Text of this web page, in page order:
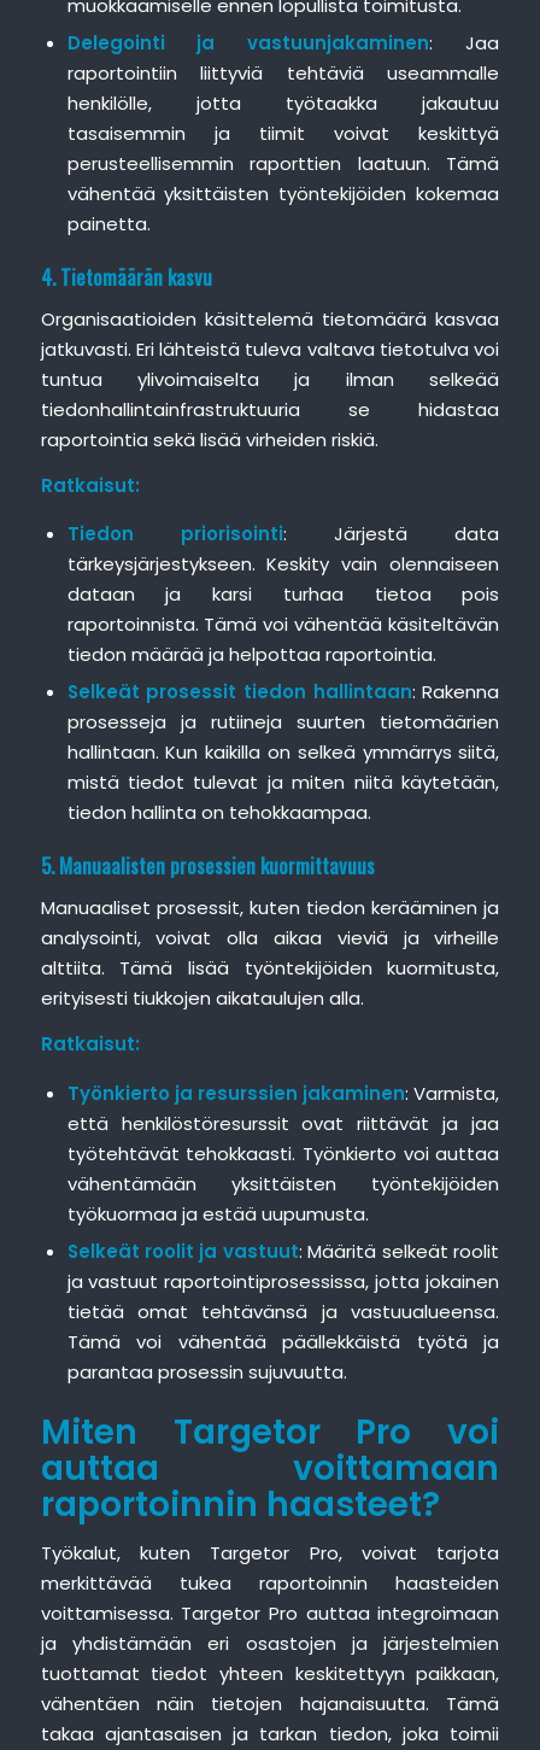
muokkaamiselle ennen lopullista toimitusta.
Delegointi ja vastuunjakaminen: Jaa
raportointiin liittyviä tehtäviä useammalle
henkilölle, jotta työtaakka jakautuu
tasaisemmin ja tiimit voivat keskittyä
perusteellisemmin raporttien laatuun. Tämä
vähentää yksittäisten työntekijöiden kokemaa
painetta.
4. Tietomäärän kasvu
Organisaatioiden käsittelemä tietomäärä kasvaa
jatkuvasti. Eri lähteistä tuleva valtava tietotulva voi
tuntua ylivoimaiselta ja ilman selkeää
tiedonhallintainfrastruktuuria se hidastaa
raportointia sekä lisää virheiden riskiä.
Ratkaisut:
Tiedon priorisointi: Järjestä data
tärkeysjärjestykseen. Keskity vain olennaiseen
dataan ja karsi turhaa tietoa pois
raportoinnista. Tämä voi vähentää käsiteltävän
tiedon määrää ja helpottaa raportointia.
Selkeät prosessit tiedon hallintaan: Rakenna
prosesseja ja rutiineja suurten tietomäärien
hallintaan. Kun kaikilla on selkeä ymmärrys siitä,
mistä tiedot tulevat ja miten niitä käytetään,
tiedon hallinta on tehokkaampaa.
5. Manuaalisten prosessien kuormittavuus
Manuaaliset prosessit, kuten tiedon kerääminen ja
analysointi, voivat olla aikaa vieviä ja virheille
alttiita. Tämä lisää työntekijöiden kuormitusta,
erityisesti tiukkojen aikataulujen alla.
Ratkaisut:
Työnkierto ja resurssien jakaminen: Varmista,
että henkilöstöresurssit ovat riittävät ja jaa
työtehtävät tehokkaasti. Työnkierto voi auttaa
vähentämään yksittäisten työntekijöiden
työkuormaa ja estää uupumusta.
Selkeät roolit ja vastuut: Määritä selkeät roolit
ja vastuut raportointiprosessissa, jotta jokainen
tietää omat tehtävänsä ja vastuualueensa.
Tämä voi vähentää päällekkäistä työtä ja
parantaa prosessin sujuvuutta.
Miten Targetor Pro voi
auttaa voittamaan
raportoinnin haasteet?
Työkalut, kuten Targetor Pro, voivat tarjota
merkittävää tukea raportoinnin haasteiden
voittamisessa. Targetor Pro auttaa integroimaan
ja yhdistämään eri osastojen ja järjestelmien
tuottamat tiedot yhteen keskitettyyn paikkaan,
vähentäen näin tietojen hajanaisuutta. Tämä
takaa ajantasaisen ja tarkan tiedon, joka toimii